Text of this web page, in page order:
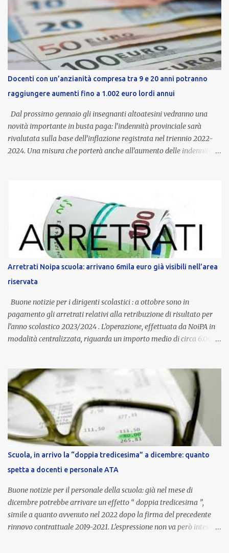
Docenti con un’anzianità compresa tra 9 e 20 anni potranno
raggiungere aumenti fino a 1.002 euro lordi annui
Dal prossimo gennaio gli insegnanti altoatesini vedranno una
novità importante in busta paga: l’indennità provinciale sarà
rivalutata sulla base dell’inflazione registrata nel triennio 2022-
2024. Una misura che porterà anche all’aumento delle indennità di
dedicato alle donne vittime di violenza di genere, in linea con la
normativa nazionale e con l’obiettivo di offrire maggiore tutela e
supporto in situazioni delicate. L’indennità provinciale per i docenti
è un unicum in Italia: si tratta di una misura esclusiva della
Provincia autonoma di Bolzano, che integra in maniera stabile lo
stipendio nazionale grazie alle prerogative garantite
dall’autonomia locale. Non è un bonus temporaneo né un
compenso accessorio, ma una voce strutturale di retribuzione,
aggiornata periodicamente in base al cost...
Arretrati Noipa scuola: arrivano 6mila euro già visibili nell’area
riservata
Buone notizie per i dirigenti scolastici : a ottobre sono in
pagamento gli arretrati relativi alla retribuzione di risultato per
l’anno scolastico 2023/2024 . L’operazione, effettuata da NoiPA in
modalità centralizzata, riguarda un importo medio di circa 6.000
ordinaria di ottobre . Cos’è la retribuzione di risultato La
retribuzione di risultato rappresenta la parte variabile dello
stipendio dei dirigenti scolastici. Viene corrisposta per valorizzare
la qualità dell’attività svolta, la gestione delle risorse e il
raggiungimento degli obiettivi fissati dal Ministero dell’Istruzione
e del Merito (MIM) . Per l’anno scolastico 2023/2024, il MIM ha
completato la procedura di valutazione e trasmesso i dati a NoiPA,
che ha poi disposto la liquidazione automatica in busta paga . Gli
importi e le trattenute L’importo medio lordo riconosciuto è di 6....
Scuola, in arrivo la “doppia tredicesima” a dicembre: quanto
spetta a docenti e personale ATA
Buone notizie per il personale della scuola: già nel mese di
dicembre potrebbe arrivare un effetto “ doppia tredicesima ”,
simile a quanto avvenuto nel 2022 dopo la firma del precedente
rinnovo contrattuale 2019-2021. L’espressione non va però intesa in